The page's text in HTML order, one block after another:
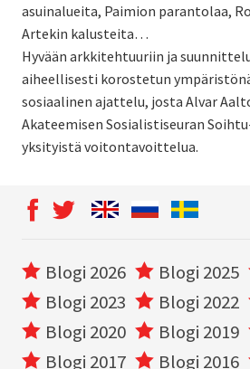
asuinalueita, Paimion parantolaa,
Artekin kalusteita…
Hyvään arkkitehtuuriin ja
aiheellisesti korostetun
sosiaalinen ajattelu, josta Alvar
Akateemisen Sosialistiseuran
yksityistä voitontavoittelua.
Blogi 2026 Blogi 2025
Blogi 2023
Blogi 2022
Blogi 2020
Blogi 2019
Blogi 2017
Blogi 2016